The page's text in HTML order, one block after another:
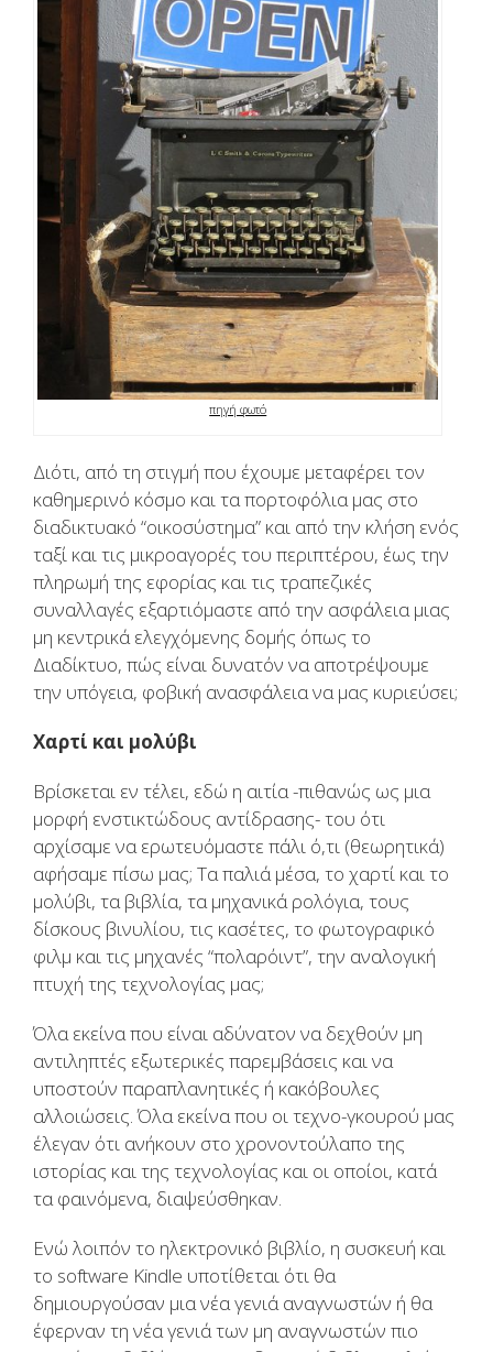
πηγή φωτό
Διότι, από τη στιγμή που έχουμε μεταφέρει τον
καθημερινό κόσμο και τα πορτοφόλια μας στο
διαδικτυακό “οικοσύστημα” και από την κλήση ενός
ταξί και τις μικροαγορές του περιπτέρου, έως την
πληρωμή της εφορίας και τις τραπεζικές
συναλλαγές εξαρτιόμαστε από την ασφάλεια μιας
μη κεντρικά ελεγχόμενης δομής όπως το
Διαδίκτυο, πώς είναι δυνατόν να αποτρέψουμε
την υπόγεια, φοβική ανασφάλεια να μας κυριεύσει;
Χαρτί και μολύβι
Βρίσκεται εν τέλει, εδώ η αιτία -πιθανώς ως μια
μορφή ενστικτώδους αντίδρασης- του ότι
αρχίσαμε να ερωτευόμαστε πάλι ό,τι (θεωρητικά)
αφήσαμε πίσω μας; Τα παλιά μέσα, το χαρτί και το
μολύβι, τα βιβλία, τα μηχανικά ρολόγια, τους
δίσκους βινυλίου, τις κασέτες, το φωτογραφικό
φιλμ και τις μηχανές “πολαρόιντ”, την αναλογική
πτυχή της τεχνολογίας μας;
Όλα εκείνα που είναι αδύνατον να δεχθούν μη
αντιληπτές εξωτερικές παρεμβάσεις και να
υποστούν παραπλανητικές ή κακόβουλες
αλλοιώσεις. Όλα εκείνα που οι τεχνο-γκουρού μας
έλεγαν ότι ανήκουν στο χρονοντούλαπο της
ιστορίας και της τεχνολογίας και οι οποίοι, κατά
τα φαινόμενα, διαψεύσθηκαν.
Ενώ λοιπόν το ηλεκτρονικό βιβλίο, η συσκευή και
το software Kindle υποτίθεται ότι θα
δημιουργούσαν μια νέα γενιά αναγνωστών ή θα
έφερναν τη νέα γενιά των μη αναγνωστών πιο